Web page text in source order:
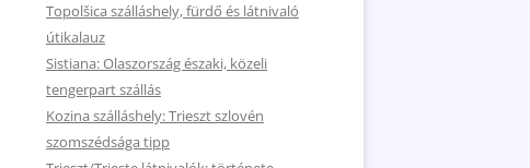
Topolšica szálláshely, fürdő és látnivaló
útikalauz
Sistiana: Olaszország északi, közeli
tengerpart szállás
Kozina szálláshely: Trieszt szlovén
szomszédsága tipp